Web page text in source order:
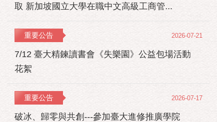
取 新加坡國立大學在職中文高級工商管...
重要公告
7/12 臺大精鍊讀書會《失樂園》公益包場活動
花絮
2026-07-21
重要公告
破冰、歸零與共創---參加臺大進修推廣學院
2026-07-17